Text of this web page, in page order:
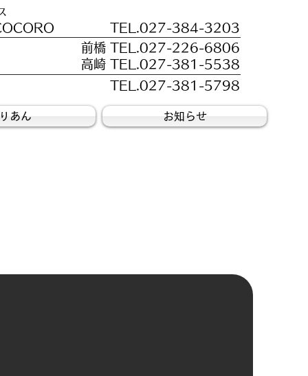
TEL.027-384-3203
前橋 TEL.027-226-6806
高崎 TEL.027-381-5538
TEL.027-381-5798
あん お知らせ